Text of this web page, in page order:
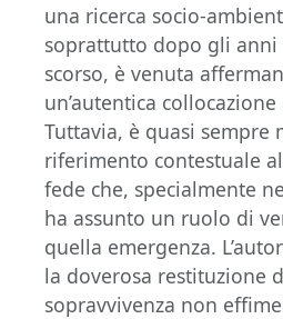
una ricerca socio-
soprattutto dopo gli anni
scorso, è venuta
un’autentica
Tuttavia, è quasi sempre
riferimento contestuale
fede che, specialmente
ha assunto un ruolo di
quella emergenza.
la doverosa restituzione
sopravvivenza non